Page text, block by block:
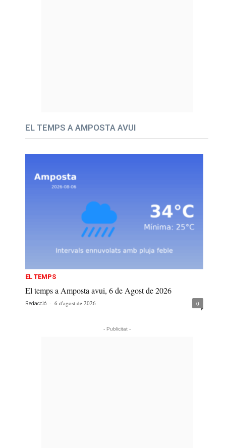
EL TEMPS A AMPOSTA AVUI
EL TEMPS
El temps a Amposta avui, 6 de Agost de 2026
Redacció - 6 d'agost de 2026 0
- Publicitat -